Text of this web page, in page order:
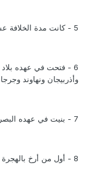
5 - كانت مدة الخلافة عشر سنين وستة أشهر وأربعة أيام .
6 - فتحت في عهده
وأذربيجان ونهاوند
7 - بنيت في عهده البصرة والكوفة .
8 - أول من أرخ بالهجرة ، ودون الدواوين ، وصلى بالناس التراويح .